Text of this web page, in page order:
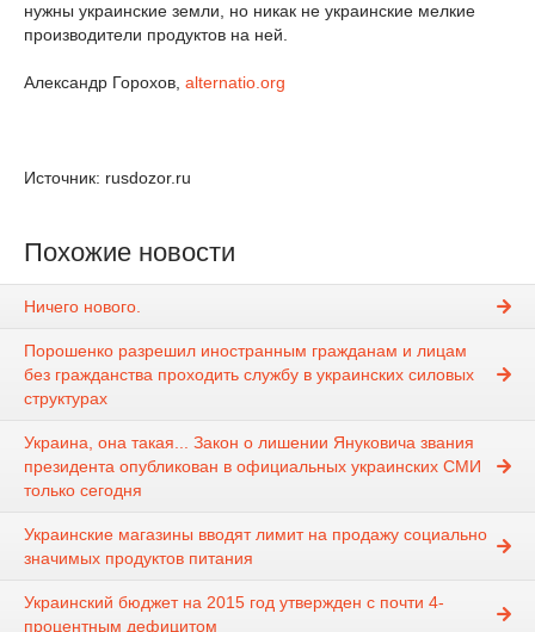
нужны украинские земли, но никак не украинские мелкие
производители продуктов на ней.
Александр Горохов, alternatio.org
Источник: rusdozor.ru
Похожие новости
Ничего нового.
Порошенко разрешил иностранным гражданам и лицам
без гражданства проходить службу в украинских силовых
структурах
Украина, она такая... Закон о лишении Януковича звания
президента опубликован в официальных украинских СМИ
только сегодня
Украинские магазины вводят лимит на продажу социально
значимых продуктов питания
Украинский бюджет на 2015 год утвержден с почти 4-
процентным дефицитом